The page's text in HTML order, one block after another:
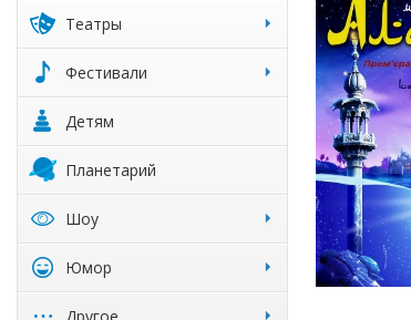
Театры
Фестивали
Детям
Планетарий
Шоу
Юмор